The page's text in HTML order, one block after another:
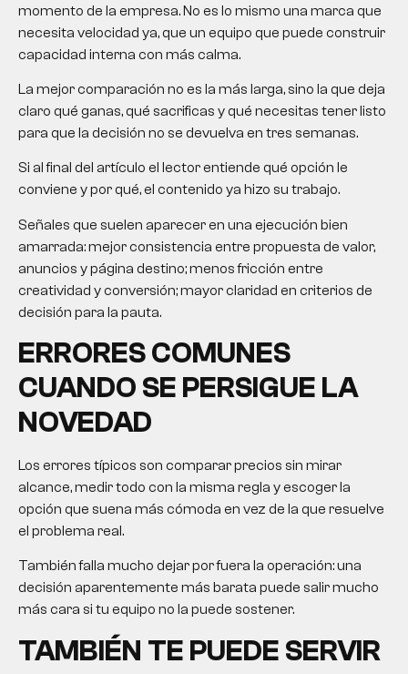
momento de la empresa. No es lo mismo una marca que
necesita velocidad ya, que un equipo que puede construir
capacidad interna con más calma.
La mejor comparación no es la más larga, sino la que deja
claro qué ganas, qué sacrificas y qué necesitas tener listo
para que la decisión no se devuelva en tres semanas.
Si al final del artículo el lector entiende qué opción le
conviene y por qué, el contenido ya hizo su trabajo.
Señales que suelen aparecer en una ejecución bien
amarrada: mejor consistencia entre propuesta de valor,
anuncios y página destino; menos fricción entre
creatividad y conversión; mayor claridad en criterios de
decisión para la pauta.
ERRORES COMUNES
CUANDO SE PERSIGUE LA
NOVEDAD
Los errores típicos son comparar precios sin mirar
alcance, medir todo con la misma regla y escoger la
opción que suena más cómoda en vez de la que resuelve
el problema real.
También falla mucho dejar por fuera la operación: una
decisión aparentemente más barata puede salir mucho
más cara si tu equipo no la puede sostener.
TAMBIÉN TE PUEDE SERVIR